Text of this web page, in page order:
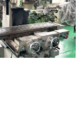
山崎技研
式 YZ-75
式1992